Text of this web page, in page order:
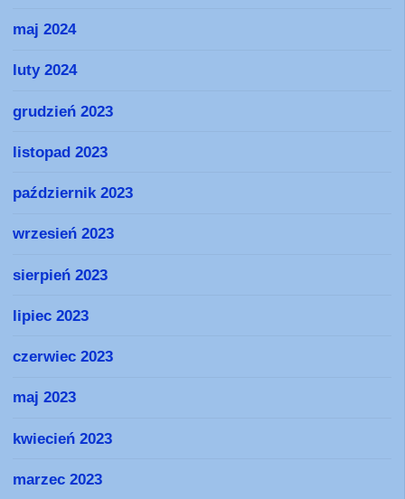
maj 2024
luty 2024
grudzień 2023
listopad 2023
październik 2023
wrzesień 2023
sierpień 2023
lipiec 2023
czerwiec 2023
maj 2023
kwiecień 2023
marzec 2023